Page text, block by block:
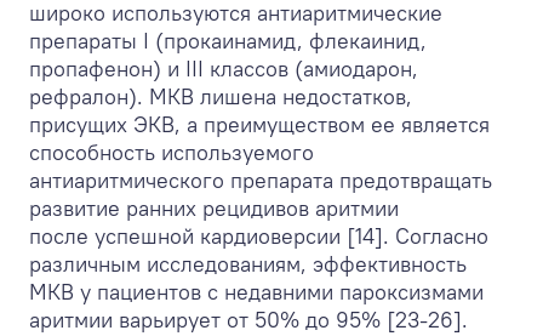
широко используются антиаритмические
препараты I (прокаинамид, флекаинид,
пропафенон) и III классов (амиодарон,
рефралон). МКВ лишена недостатков,
присущих ЭКВ, а преимуществом ее является
способность используемого
антиаритмического препарата предотвращать
развитие ранних рецидивов аритмии
после успешной кардиоверсии [14]. Согласно
различным исследованиям, эффективность
МКВ у пациентов с недавними пароксизмами
аритмии варьирует от 50% до 95% [23-26].